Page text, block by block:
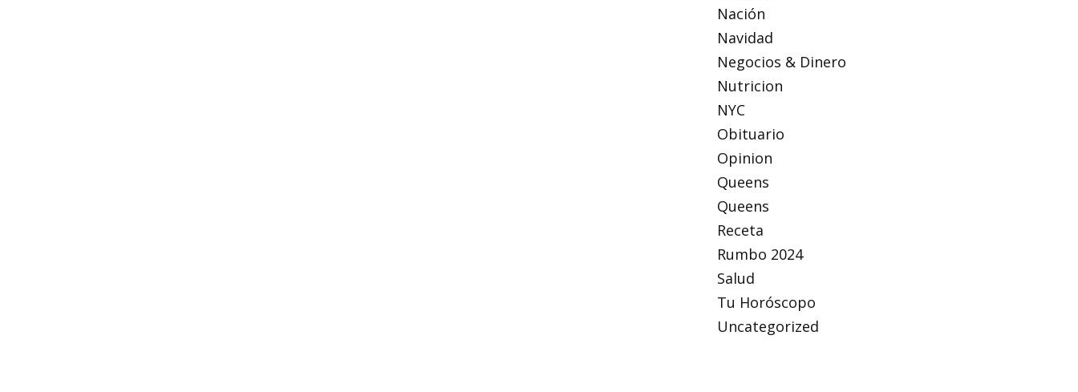
Nación
Navidad
Negocios & Dinero
Nutricion
NYC
Obituario
Opinion
Queens
Queens
Receta
Rumbo 2024
Salud
Tu Horóscopo
Uncategorized